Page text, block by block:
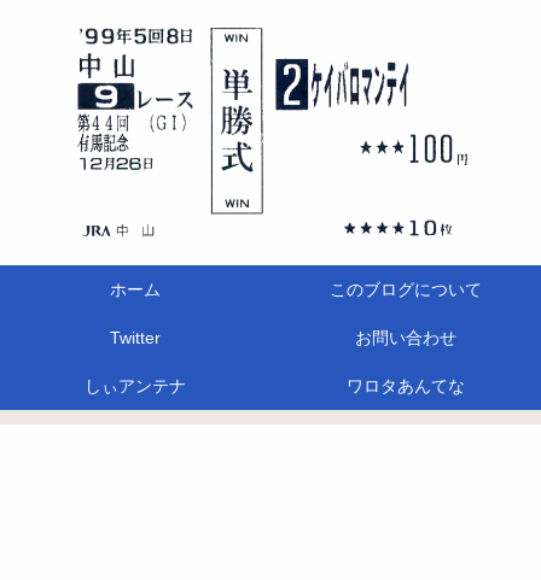
ホーム このブログについて
Twitter お問い合わせ
しぃアンテナ ワロタあんてな